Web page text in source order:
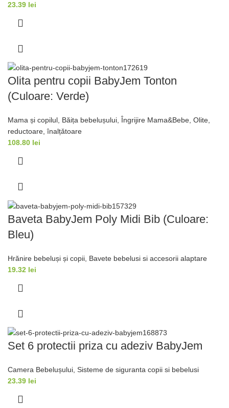
23.39 lei
Olita pentru copii BabyJem Tonton
(Culoare: Verde)
Mama și copilul, Băița bebelușului, Îngrijire Mama&Bebe, Olite,
reductoare, înalțǎtoare
108.80 lei
Baveta BabyJem Poly Midi Bib (Culoare:
Bleu)
Hrănire bebeluși și copii Bavete bebelusi si accesorii alaptare
19.32 lei
Set 6 protectii priza cu adeziv BabyJem
Camera Bebelușului Sisteme de siguranta copii si bebelusi
23.39 lei